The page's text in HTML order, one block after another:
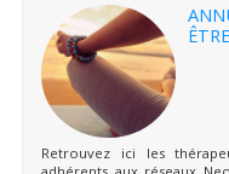
ÊTRE
Retrouvez ici les